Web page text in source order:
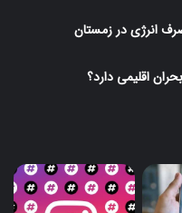
انرژی در زمستان
اقلیمی دارد؟